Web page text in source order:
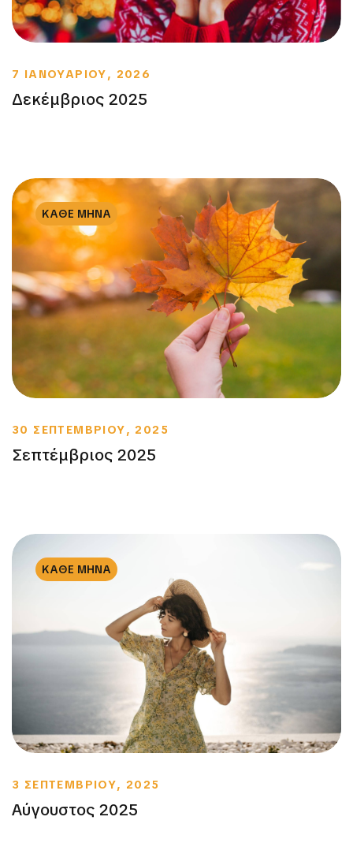
7 ΙΑΝΟΥΑΡΙΟΥ, 2026
Δεκέμβριος 2025
ΚΑΘΕ ΜΗΝΑ
30 ΣΕΠΤΕΜΒΡΙΟΥ, 2025
Σεπτέμβριος 2025
ΚΑΘΕ ΜΗΝΑ
3 ΣΕΠΤΕΜΒΡΙΟΥ, 2025
Αύγουστος 2025